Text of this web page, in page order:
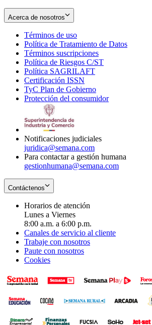
Acerca de nosotros
Términos de uso
in
new
window
Política de Tratamiento de Datos
Términos suscripciones
in
Política de Riesgos C/ST
Política SAGRILAFT
new
window
Certificación ISSN
in
new
TyC Plan de Gobierno
in
Protección del consumidorOpens
Notificaciones judiciales
juridica@semana.com
Para contactar a gestión humana
gestionhumana@semana.com
Contáctenos
Horarios de atención
Lunes a Viernes
8:00 a.m. a 6:00 p.m.
Canales de servicio al cliente
Trabaje con nosotros
Paute con nosotros
Cookies